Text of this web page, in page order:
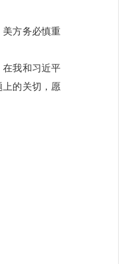
方务必慎重
我和习近平
的关切，愿